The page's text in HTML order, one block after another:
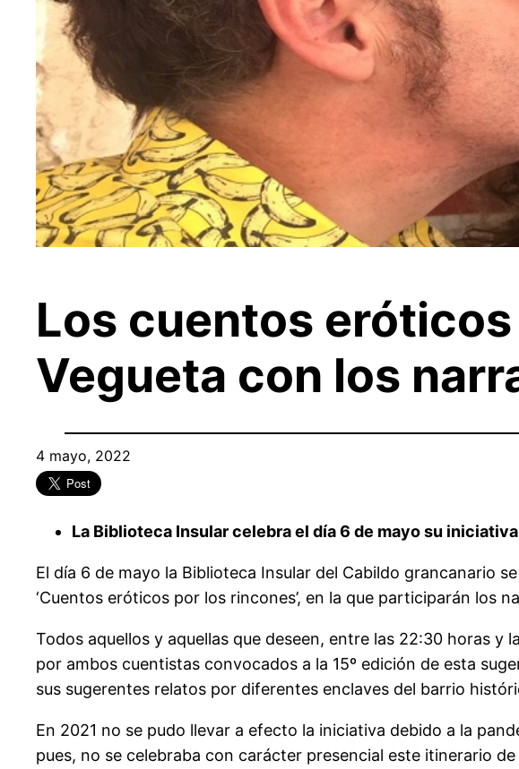
Los cuentos
Vegueta con los
4 mayo, 2022
La Biblioteca Insular celebra el día 6 de mayo su
El día 6 de mayo la Biblioteca Insular del Cabildo grancanario
‘Cuentos eróticos por los rincones’, en la que participarán los
Todos aquellos y aquellas que deseen, entre las 22:30 horas
por ambos cuentistas convocados a la 15º edición de esta
sus sugerentes relatos por diferentes enclaves del barrio
En 2021 no se pudo llevar a efecto la iniciativa debido a la
pues, no se celebraba con carácter presencial este itinerario